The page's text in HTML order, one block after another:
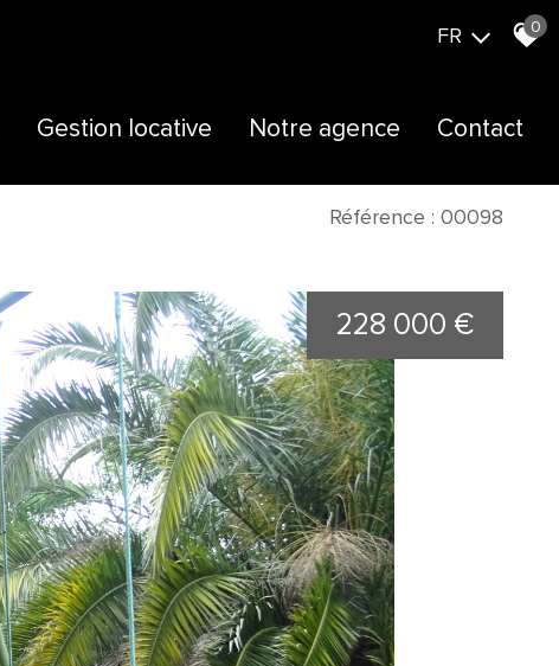
FR 0
Gestion locative Notre agence
Présentation
Contact
Référence : 00098
228 000 €